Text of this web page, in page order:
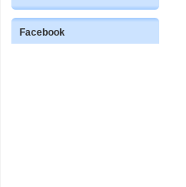
Facebook